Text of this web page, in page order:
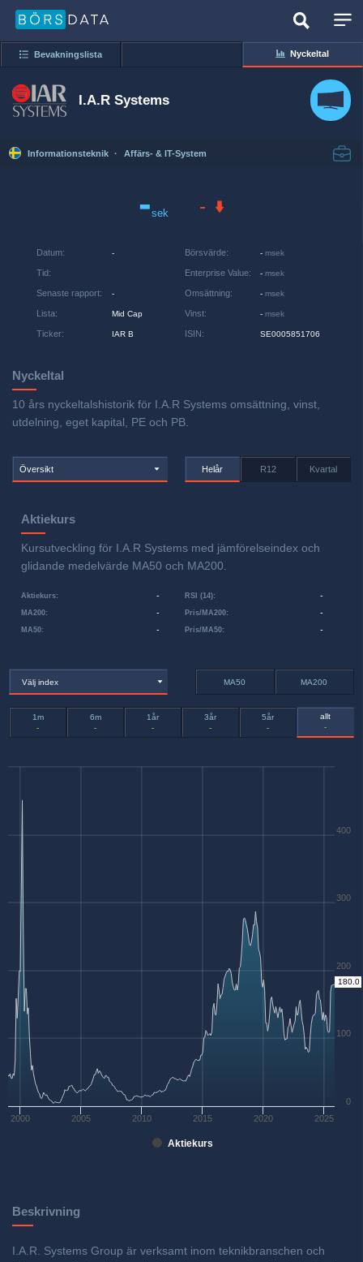
Bevakningslista Nyckeltal
I.A.R Systems
Informationsteknik · Affärs- & IT-System
-sek -
Datum: -
Tid:
Senaste rapport: -
Lista: Mid Cap
Ticker: IAR B
Börsvärde: - msek
Enterprise Value: - msek
Omsättning: - msek
Vinst: - msek
ISIN: SE0005851706
Nyckeltal
10 års nyckeltalshistorik för I.A.R Systems omsättning, vinst,
utdelning, eget kapital, PE och PB.
Översikt Helår R12 Kvartal
Aktiekurs
Kursutveckling för I.A.R Systems med jämförelseindex och
glidande medelvärde MA50 och MA200.
Aktiekurs: -
MA50: -
MA200: - Pris/MA200: -
RSI (14): -
Pris/MA50: -
Välj index MA50 MA200
1m
-
6m
-
1år
-
3år
-
5år
-
allt
-
Aktiekurs
2000 2005 2010 2015 2020 2025
0
100
200
300
400
180.0
Beskrivning
I.A.R. Systems Group är verksamt inom teknikbranschen och